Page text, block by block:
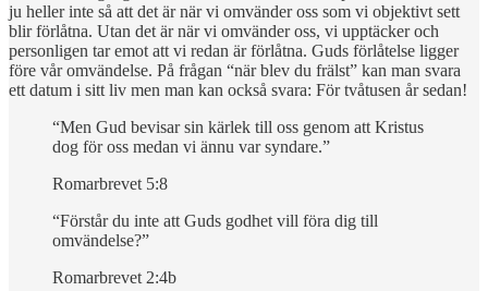
ju heller inte så att det är när vi omvänder oss som vi objektivt sett
blir förlåtna. Utan det är när vi omvänder oss, vi upptäcker och
personligen tar emot att vi redan är förlåtna. Guds förlåtelse ligger
före vår omvändelse. På frågan “när blev du frälst” kan man svara
ett datum i sitt liv men man kan också svara: För tvåtusen år sedan!
“Men Gud bevisar sin kärlek till oss genom att Kristus
dog för oss medan vi ännu var syndare.”
Romarbrevet 5:8
“Förstår du inte att Guds godhet vill föra dig till
omvändelse?”
Romarbrevet 2:4b